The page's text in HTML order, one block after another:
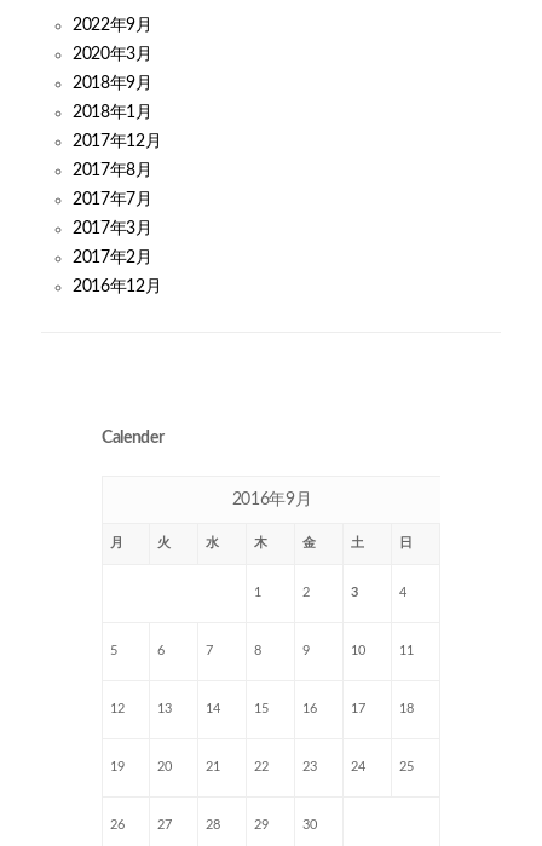
2022年9月
2020年3月
2018年9月
2018年1月
2017年12月
2017年8月
2017年7月
2017年3月
2017年2月
2016年12月
Calender
2016年9月
月 火 水 木 金 土 日
1 2 3 4
5 6 7 8 9 10 11
12 13 14 15 16 17 18
19 20 21 22 23 24 25
26 27 28 29 30